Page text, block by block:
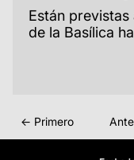
Están
de la Basílica
← Primero